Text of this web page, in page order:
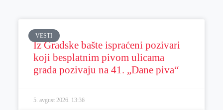
VESTI
Iz Gradske bašte ispraćeni pozivari
koji besplatnim pivom ulicama
grada pozivaju na 41. „Dane piva“
5. avgust 2026. 13:36